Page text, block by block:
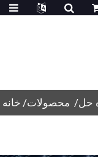
خانه محصولات